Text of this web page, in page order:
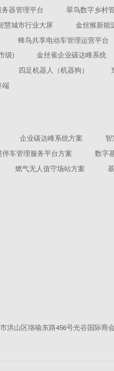
器管理平台
翠鸟数字乡村
慧城市行业大屏
金丝猴新能
蜂鸟共享电动车管理运营平台
级) 金丝雀企业碳达峰系统
四足机器人（机器狗）
端
企业碳达峰系统方案
停车管理服务平台方案
数字
燃气无人值守场站方案
洪山区珞喻东路456号光谷国际商